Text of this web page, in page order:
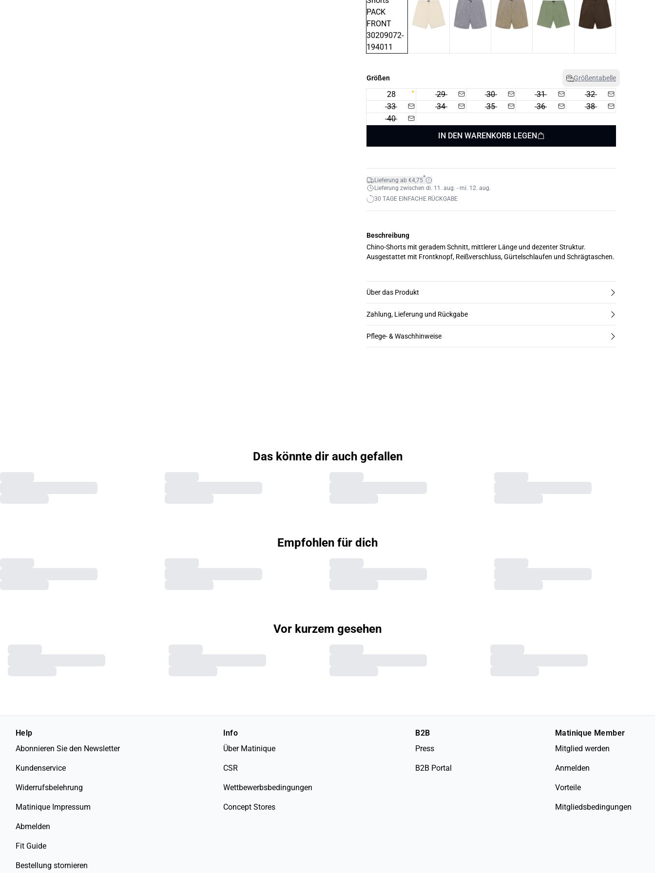
Größen Größentabelle
28 29 30 31
32
33
34 35 36
38
40
IN DEN WARENKORB LEGEN
Lieferung ab €4,75*
Lieferung zwischen di. 11. aug. - mi. 12. aug.
30 TAGE EINFACHE RÜCKGABE
Beschreibung
Chino-Shorts mit geradem Schnitt, mittlerer Länge und dezenter Struktur.
Ausgestattet mit Frontknopf, Reißverschluss, Gürtelschlaufen und Schrägtaschen.
Über das Produkt
Zahlung, Lieferung und Rückgabe
Pflege- & Waschhinweise
Das könnte dir auch gefallen
Empfohlen für dich
Vor kurzem gesehen
Help
Abonnieren Sie den Newsletter
Kundenservice
Widerrufsbelehrung
Matinique Impressum
Abmelden
Fit Guide
Bestellung stornieren
Info
Über Matinique
CSR
Wettbewerbsbedingungen
Concept Stores
B2B
Press
B2B Portal
Matinique Member
Mitglied werden
Anmelden
Vorteile
Mitgliedsbedingungen